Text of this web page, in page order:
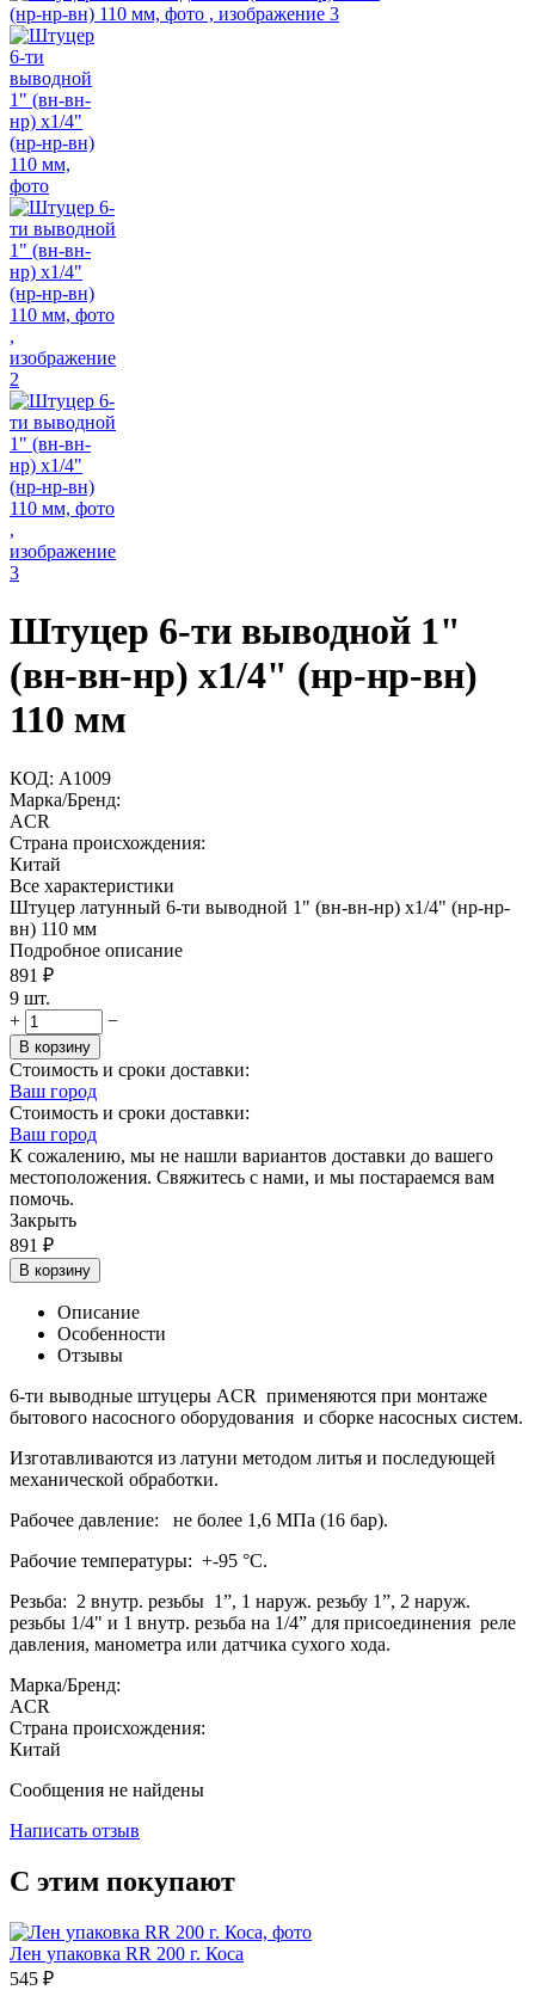
Штуцер 6-ти выводной 1"
(вн-вн-нр) х1/4" (нр-нр-вн)
110 мм
КОД: A1009
Марка/Бренд:
ACR
Страна происхождения:
Китай
Все характеристики
Штуцер латунный 6-ти выводной 1" (вн-вн-нр) х1/4" (нр-нр-
вн) 110 мм
Подробное описание
891 ₽
9 шт.
+
−
В корзину
Стоимость и сроки доставки:
Ваш город
Стоимость и сроки доставки:
Ваш город
К сожалению, мы не нашли вариантов доставки до вашего
местоположения. Свяжитесь с нами, и мы постараемся вам
помочь.
Закрыть
891 ₽
В корзину
Описание
Особенности
Отзывы
6-ти выводные штуцеры ACR применяются при монтаже
бытового насосного оборудования и сборке насосных систем.
Изготавливаются из латуни методом литья и последующей
механической обработки.
Рабочее давление: не более 1,6 МПа (16 бар).
Рабочие температуры: +-95 °С.
Резьба: 2 внутр. резьбы 1”, 1 наруж. резьбу 1”, 2 наруж.
резьбы 1/4" и 1 внутр. резьба на 1/4” для присоединения реле
давления, манометра или датчика сухого хода.
Марка/Бренд:
ACR
Страна происхождения:
Китай
Сообщения не найдены
Написать отзыв
С этим покупают
Лен упаковка RR 200 г. Коса
545 ₽